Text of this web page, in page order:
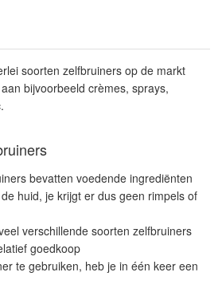
soorten zelfbruiners op de markt
bijvoorbeeld crèmes, sprays,
bevatten voedende ingrediënten
huid, je krijgt er dus geen rimpels of
verschillende soorten zelfbruiners
goedkoop
te gebruiken, heb je in één keer een